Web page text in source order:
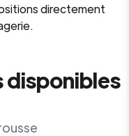
directement
disponibles